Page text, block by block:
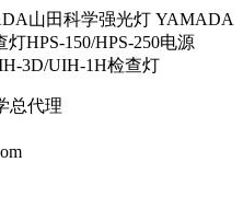
山田科学强光灯 YAMADA
HPS-150/HPS-250电源
3D/UIH-1H检查灯
总代理